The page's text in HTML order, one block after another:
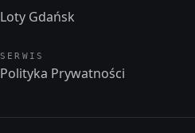
Loty Gdańsk
SERWIS
Polityka Prywatności